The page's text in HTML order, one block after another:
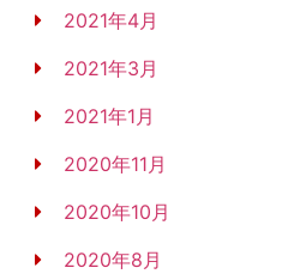
2021年4月
2021年3月
2021年1月
2020年11月
2020年10月
2020年8月